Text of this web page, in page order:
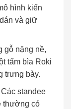
hình kiến
và giữ
gỗ nặng nề,
tấm bìa Roki
trưng bày.
Các standee
thường có